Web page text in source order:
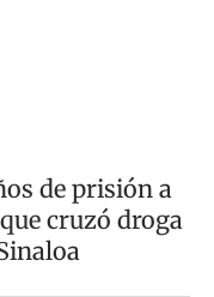
de prisión a
cruzó droga